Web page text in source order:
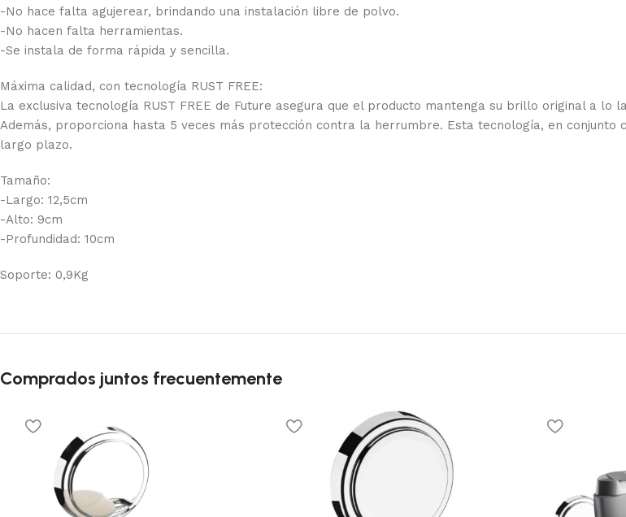
-No hace falta agujerear, brindando una instalación libre de polvo.
-No hacen falta herramientas.
-Se instala de forma rápida y sencilla.
Máxima calidad, con tecnología RUST FREE:
La exclusiva tecnología RUST FREE de Future asegura que el producto mantenga su brillo original a
Además, proporciona hasta 5 veces más protección contra la herrumbre. Esta tecnología, en
largo plazo.
Tamaño:
-Largo: 12,5cm
-Alto: 9cm
-Profundidad: 10cm
Soporte: 0,9Kg
Comprados juntos frecuentemente